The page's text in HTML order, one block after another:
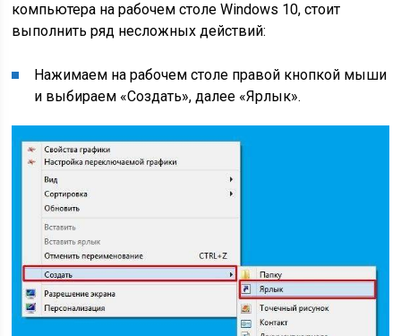
компьютера на рабочем столе Windows 10, стоит
выполнить ряд несложных действий:
Нажимаем на рабочем столе правой кнопкой мыши
и выбираем «Создать», далее «Ярлык».